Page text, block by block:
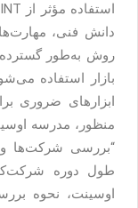
دانش فنی،
روش به‌طور
بازار استفاده
ابزارهای ضروری
“بررسی شرکت‌ها و
طول دوره
اوسینت، نحوه